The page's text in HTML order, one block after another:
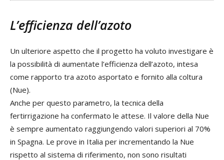
L’efficienza dell’azoto
Un ulteriore aspetto che il progetto ha voluto investigare è
la possibilità di aumentate l’efficienza dell’azoto, intesa
come rapporto tra azoto asportato e fornito alla coltura
(Nue).
Anche per questo parametro, la tecnica della
fertirrigazione ha confermato le attese. Il valore della Nue
è sempre aumentato raggiungendo valori superiori al 70%
in Spagna. Le prove in Italia per incrementando la Nue
rispetto al sistema di riferimento, non sono risultati